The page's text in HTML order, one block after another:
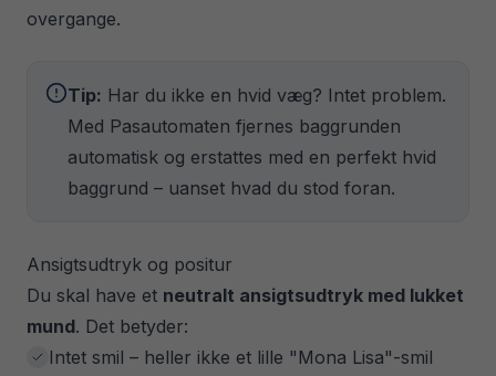
overgange.
Tip: Har du ikke en hvid væg? Intet problem.
Med Pasautomaten fjernes baggrunden
automatisk og erstattes med en perfekt hvid
baggrund – uanset hvad du stod foran.
Ansigtsudtryk og positur
Du skal have et neutralt ansigtsudtryk med lukket
mund. Det betyder:
Intet smil – heller ikke et lille "Mona Lisa"-smil